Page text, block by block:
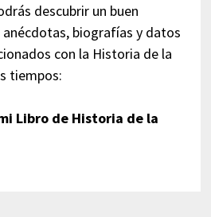
descubrir un buen
biografías y datos
con la Historia de la
tiempos:
Libro de Historia de la